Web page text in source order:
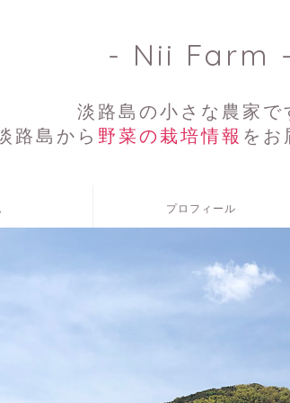
- Nii Farm -
淡路島の小さな農家で
路島から 野菜の栽培情報 をお
プロフィール